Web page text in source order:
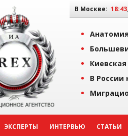
В Москве: 18:43
В России
ЭКСПЕРТЫ ИНТЕРВЬЮ СТАТЬИ